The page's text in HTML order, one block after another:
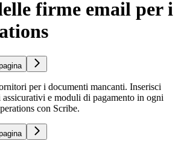
firme email per i
per i documenti mancanti. Inserisci
e moduli di pagamento in ogni
con Scribe.